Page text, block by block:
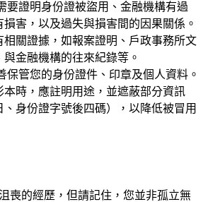
要證明身份證被盜用、金融機構有過
害，以及過失與損害間的因果關係。
相關證據，如報案證明、戶政事務所文
金融機構的往來紀錄等。
保管您的身份證件、印章及個人資料。
本時，應註明用途，並遮蔽部分資訊
、身份證字號後四碼），以降低被冒用
喪的經歷，但請記住，您並非孤立無